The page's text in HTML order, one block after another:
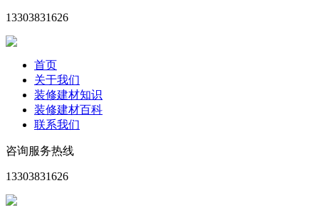
13303831626
首页
关于我们
装修建材知识
装修建材百科
联系我们
咨询服务热线
13303831626